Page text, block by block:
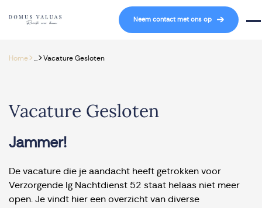
Navigatie overslaan
Neem contact met ons op
Home> >Vacature Gesloten
Vacature Gesloten
Jammer!
De vacature die je aandacht heeft getrokken voor
Verzorgende Ig Nachtdienst 52 staat helaas niet meer
open. Je vindt hier een overzicht van diverse